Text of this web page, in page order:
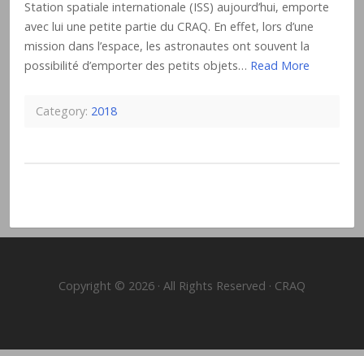
Station spatiale internationale (ISS) aujourd’hui, emporte
avec lui une petite partie du CRAQ. En effet, lors d’une
mission dans l’espace, les astronautes ont souvent la
possibilité d’emporter des petits objets… Read More
Category: 2018
Copyright © 2026 · All Rights Reserved · CRAQ